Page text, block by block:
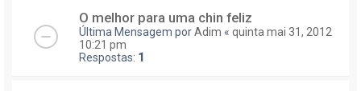
O melhor para uma chin feliz
Última Mensagem porAdim « quinta mai 31, 2012
10:21 pm
Respostas: 1